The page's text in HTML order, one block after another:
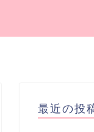
最近の投